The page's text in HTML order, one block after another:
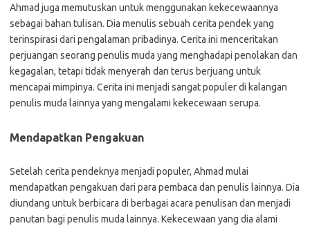
Ahmad juga memutuskan untuk menggunakan kekecewaannya
sebagai bahan tulisan. Dia menulis sebuah cerita pendek yang
terinspirasi dari pengalaman pribadinya. Cerita ini menceritakan
perjuangan seorang penulis muda yang menghadapi penolakan dan
kegagalan, tetapi tidak menyerah dan terus berjuang untuk
mencapai mimpinya. Cerita ini menjadi sangat populer di kalangan
penulis muda lainnya yang mengalami kekecewaan serupa.
Mendapatkan Pengakuan
Setelah cerita pendeknya menjadi populer, Ahmad mulai
mendapatkan pengakuan dari para pembaca dan penulis lainnya. Dia
diundang untuk berbicara di berbagai acara penulisan dan menjadi
panutan bagi penulis muda lainnya. Kekecewaan yang dia alami